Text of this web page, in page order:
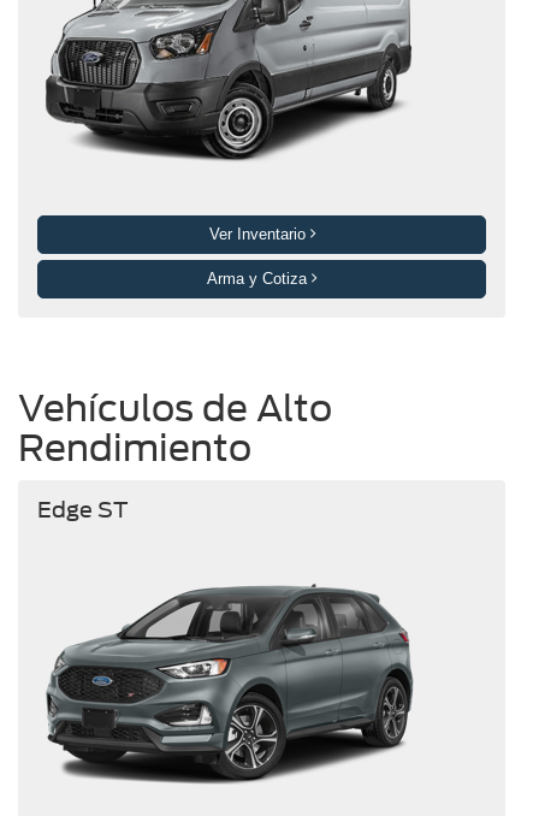
Ver Inventario
Arma y Cotiza
Vehículos de Alto
Rendimiento
Edge ST